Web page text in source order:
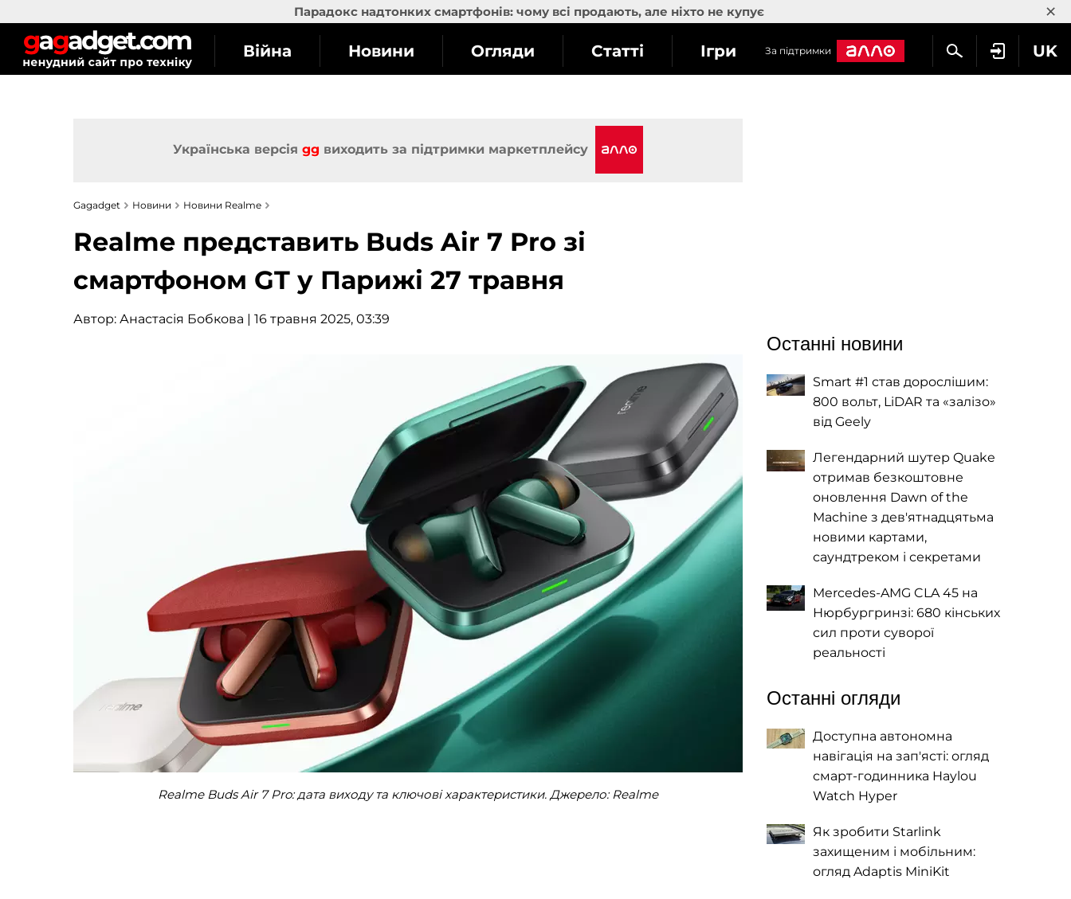
Парадокс надтонких смартфонів: чому всі продають, але ніхто не купує ×
UK
Війна Новини Огляди Статті Ігри За підтримки
Українська версія gg виходить за підтримки маркетплейсу
Gagadget Новини Новини Realme
Realme представить Buds Air 7 Pro зі
смартфоном GT у Парижі 27 травня
Автор: Анастасія Бобкова | 16 травня 2025, 03:39
Realme Buds Air 7 Pro: дата виходу та ключові характеристики. Джерело: Realme
Останні новини
Smart #1 став дорослішим:
800 вольт, LiDAR та «залізо»
від Geely
Легендарний шутер Quake
отримав безкоштовне
оновлення Dawn of the
Machine з дев'ятнадцятьма
новими картами,
саундтреком і секретами
Mercedes-AMG CLA 45 на
Нюрбургринзі: 680 кінських
сил проти суворої
реальності
Останні огляди
Доступна автономна
навігація на зап'ясті: огляд
смарт-годинника Haylou
Watch Hyper
Як зробити Starlink
захищеним і мобільним:
огляд Adaptis MiniKit